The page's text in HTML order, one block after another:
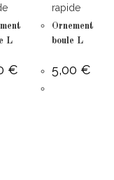
L
€
rapide
Ornement
boule L
5,00 €